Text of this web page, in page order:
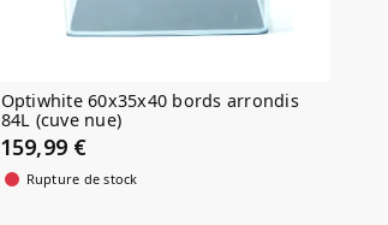
Optiwhite 60x35x40 bords arrondis
84L (cuve nue)
159,99 €
Rupture de stock